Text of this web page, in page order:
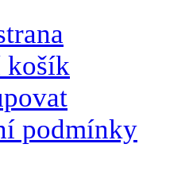
košík
podmínky